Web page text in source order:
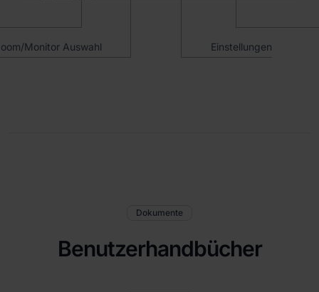
Monitor Auswahl Einstellungen
Dokumente
Benutzerhandbücher